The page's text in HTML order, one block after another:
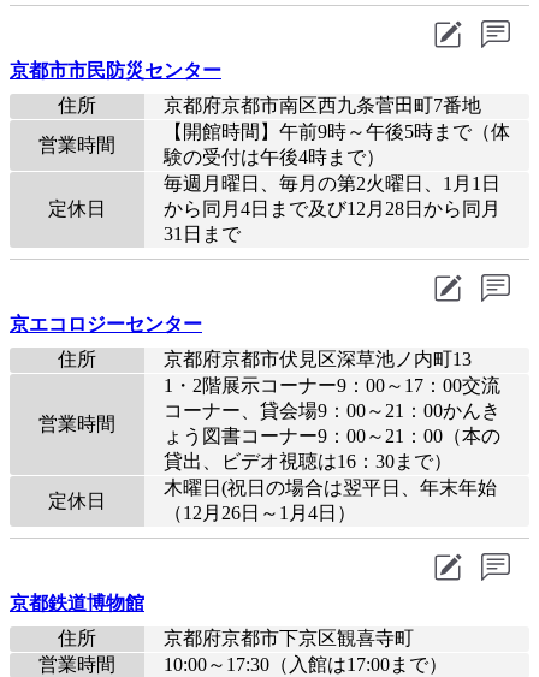
京都市市民防災センター
住所
京都府京都市南区西九条菅田町7番地
営業時間
【開館時間】午前9時～午後5時まで（体
験の受付は午後4時まで）
定休日
毎週月曜日、毎月の第2火曜日、1月1日
から同月4日まで及び12月28日から同月
31日まで
京エコロジーセンター
住所
京都府京都市伏見区深草池ノ内町13
営業時間
1・2階展示コーナー9：00～17：00交流
コーナー、貸会場9：00～21：00かんき
ょう図書コーナー9：00～21：00（本の
貸出、ビデオ視聴は16：30まで）
定休日
木曜日(祝日の場合は翌平日、年末年始
（12月26日～1月4日）
京都鉄道博物館
住所
京都府京都市下京区観喜寺町
営業時間
10:00～17:30（入館は17:00まで）